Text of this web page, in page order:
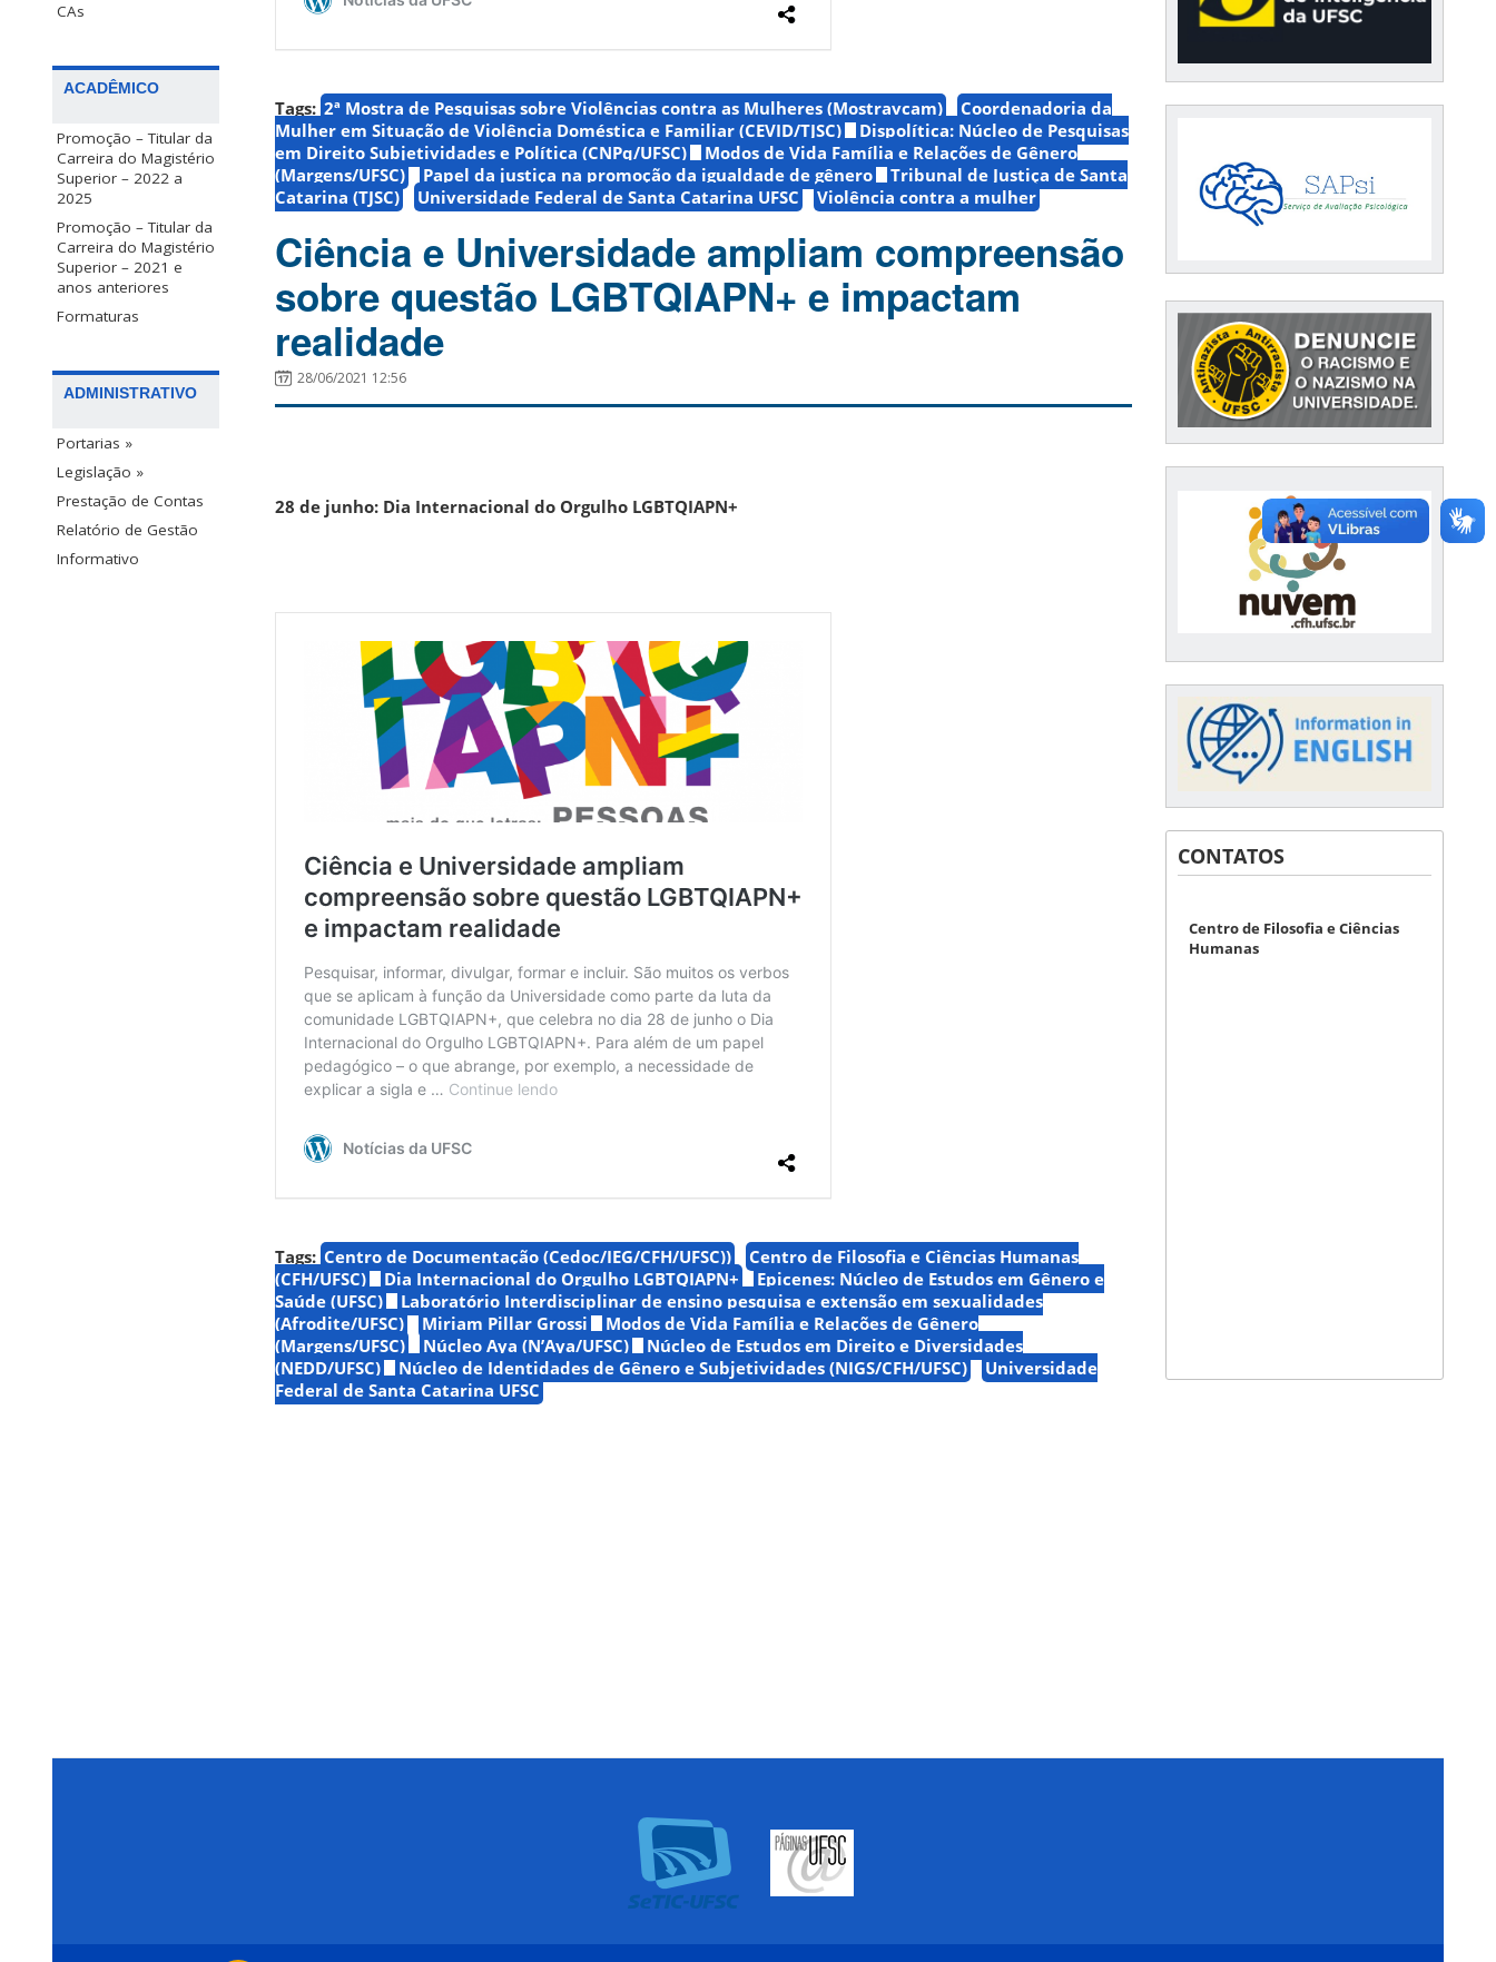
CAs
ACADÊMICO
Promoção – Titular da
Carreira do Magistério
Superior – 2022 a
2025
Promoção – Titular da
Carreira do Magistério
Superior – 2021 e
anos anteriores
Formaturas
ADMINISTRATIVO
Portarias »
Legislação »
Prestação de Contas
Relatório de Gestão
Informativo
Tags: 2ª Mostra de Pesquisas sobre Violências contra as Mulheres (Mostravcam)
Coordenadoria da
Mulher em Situação de Violência Doméstica e Familiar (CEVID/TJSC)
Dispolítica: Núcleo de Pesquisas
em Direito Subjetividades e Política (CNPq/UFSC)
Modos de Vida Família e Relações de Gênero
(Margens/UFSC)
Papel da justiça na promoção da igualdade de gênero
Tribunal de Justiça de Santa
Catarina (TJSC)
Universidade Federal de Santa Catarina UFSC Violência contra a mulher
Ciência e Universidade ampliam compreensão
sobre questão LGBTQIAPN+ e impactam
realidade
28/06/2021 12:56
28 de junho: Dia Internacional do Orgulho LGBTQIAPN+
Tags: Centro de Documentação (Cedoc/IEG/CFH/UFSC))
Centro de Filosofia e Ciências Humanas
(CFH/UFSC)
Dia Internacional do Orgulho LGBTQIAPN+
Epicenes: Núcleo de Estudos em Gênero e
Saúde (UFSC)
Laboratório Interdisciplinar de ensino pesquisa e extensão em sexualidades
(Afrodite/UFSC)
Miriam Pillar Grossi
Modos de Vida Família e Relações de Gênero
(Margens/UFSC)
Núcleo Aya (N’Aya/UFSC)
Núcleo de Estudos em Direito e Diversidades
(NEDD/UFSC)
Núcleo de Identidades de Gênero e Subjetividades (NIGS/CFH/UFSC)
Universidade
Federal de Santa Catarina UFSC
CONTATOS
Centro de Filosofia e Ciências
Humanas